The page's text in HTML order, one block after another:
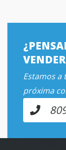
Estamos
próxima